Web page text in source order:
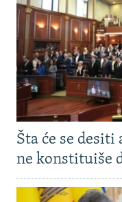
Šta će se desiti
ne konstituiše